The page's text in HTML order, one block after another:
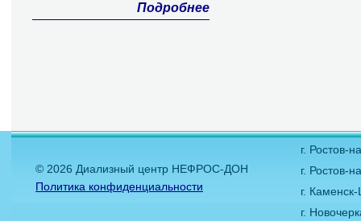
Подробнее
© 2026 Диализный центр НЕФРОС-ДОН
Политика конфиденциальности
г. Ростов-
г. Ростов-
г.
г.